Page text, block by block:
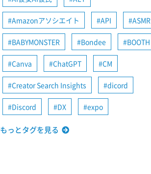
Amazonアソシエイト API ASMR
BABYMONSTER Bondee BOOTH
Canva ChatGPT CM
Creator Search Insights dicord
Discord DX expo
もっとタグを見る